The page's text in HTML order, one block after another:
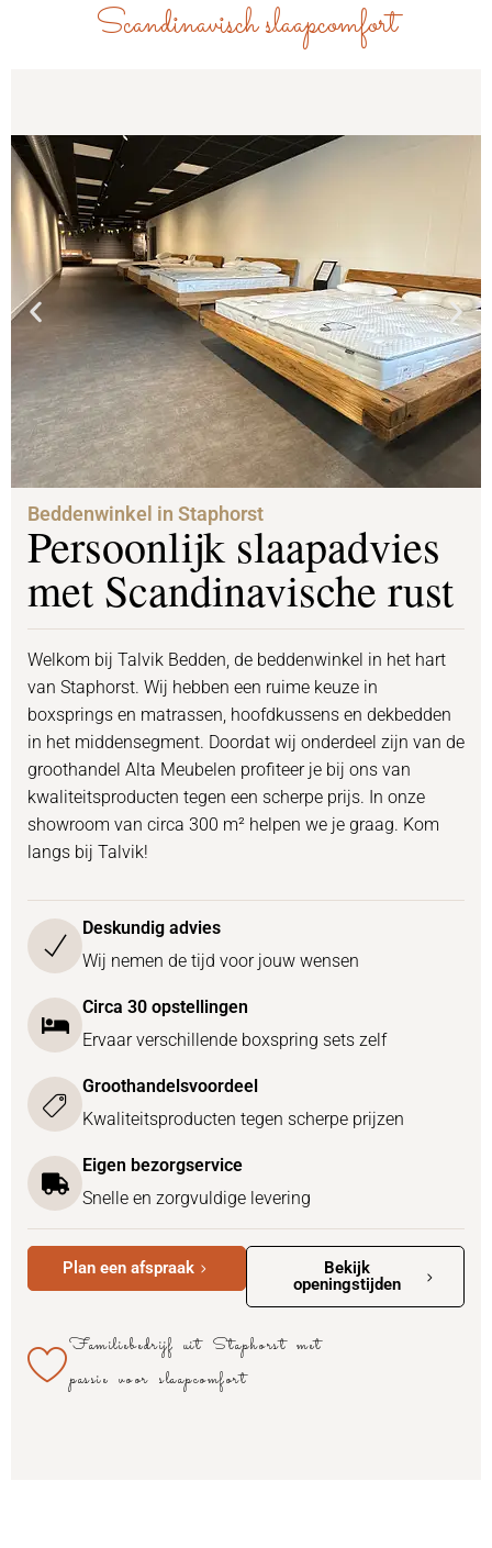
Scandinavisch slaapcomfort
Beddenwinkel in Staphorst
Persoonlijk slaapadvies
met Scandinavische rust
Welkom bij Talvik Bedden, de beddenwinkel in het hart
van Staphorst. Wij hebben een ruime keuze in
boxsprings en matrassen, hoofdkussens en dekbedden
in het middensegment. Doordat wij onderdeel zijn van de
groothandel Alta Meubelen profiteer je bij ons van
kwaliteitsproducten tegen een scherpe prijs. In onze
showroom van circa 300 m² helpen we je graag. Kom
langs bij Talvik!
Deskundig advies
Wij nemen de tijd voor jouw wensen
Circa 30 opstellingen
Ervaar verschillende boxspring sets zelf
Groothandelsvoordeel
Kwaliteitsproducten tegen scherpe prijzen
Eigen bezorgservice
Snelle en zorgvuldige levering
Plan een afspraak
Bekijk
openingstijden
Familiebedrijf uit Staphorst met
passie voor slaapcomfort